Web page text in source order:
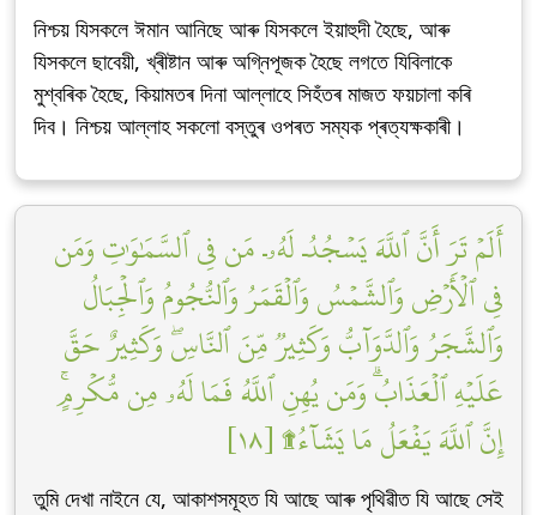
নিশ্চয় যিসকলে ঈমান আনিছে আৰু যিসকলে ইয়াহুদী হৈছে, আৰু
যিসকলে ছাবেয়ী, খ্ৰীষ্টান আৰু অগ্নিপূজক হৈছে লগতে যিবিলাকে
মুশ্বৰিক হৈছে, কিয়ামতৰ দিনা আল্লাহে সিহঁতৰ মাজত ফয়চালা কৰি
দিব। নিশ্চয় আল্লাহ সকলো বস্তুৰ ওপৰত সম্যক প্ৰত্যক্ষকাৰী।
أَلَمۡ تَرَ أَنَّ ٱللَّهَ يَسۡجُدُۤ لَهُۥۤ مَن فِي ٱلسَّمَٰوَٰتِ وَمَن
فِي ٱلۡأَرۡضِ وَٱلشَّمۡسُ وَٱلۡقَمَرُ وَٱلنُّجُومُ وَٱلۡجِبَالُ
وَٱلشَّجَرُ وَٱلدَّوَآبُّ وَكَثِيرٞ مِّنَ ٱلنَّاسِۖ وَكَثِيرٌ حَقَّ
عَلَيۡهِ ٱلۡعَذَابُۗ وَمَن يُهِنِ ٱللَّهُ فَمَا لَهُۥ مِن مُّكۡرِمٍۚ
إِنَّ ٱللَّهَ يَفۡعَلُ مَا يَشَآءُ۩ [١٨]
তুমি দেখা নাইনে যে, আকাশসমূহত যি আছে আৰু পৃথিৱীত যি আছে সেই